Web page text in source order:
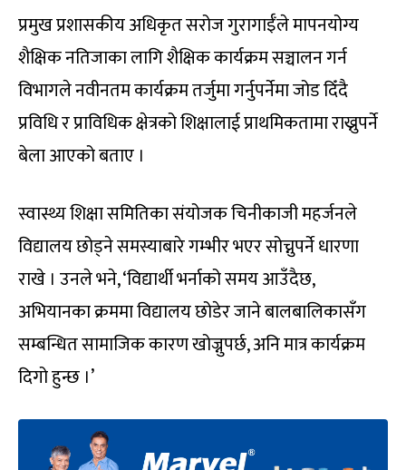
प्रमुख प्रशासकीय अधिकृत सरोज गुरागाईँले मापनयोग्य
शैक्षिक नतिजाका लागि शैक्षिक कार्यक्रम सञ्चालन गर्न
विभागले नवीनतम कार्यक्रम तर्जुमा गर्नुपर्नेमा जोड दिँदै
प्रविधि र प्राविधिक क्षेत्रको शिक्षालाई प्राथमिकतामा राख्नुपर्ने
बेला आएको बताए ।
स्वास्थ्य शिक्षा समितिका संयोजक चिनीकाजी महर्जनले
विद्यालय छोड्ने समस्याबारे गम्भीर भएर सोच्नुपर्ने धारणा
राखे । उनले भने, ‘विद्यार्थी भर्नाको समय आउँदैछ,
अभियानका क्रममा विद्यालय छोडेर जाने बालबालिकासँग
सम्बन्धित सामाजिक कारण खोज्नुपर्छ, अनि मात्र कार्यक्रम
दिगो हुन्छ ।’